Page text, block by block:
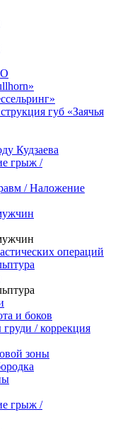
губ «Заячья
Кудзаева
грыж /
/ Наложение
операций
и боков
/ коррекция
зоны
грыж /